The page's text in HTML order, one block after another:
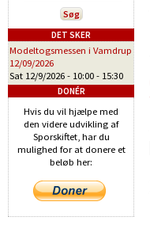
DET SKER
Modeltogsmessen i Vamdrup
12/09/2026
Sat 12/9/2026 - 10:00 - 15:30
DONÉR
Hvis du vil hjælpe med
den videre udvikling af
Sporskiftet, har du
mulighed for at donere et
beløb her: